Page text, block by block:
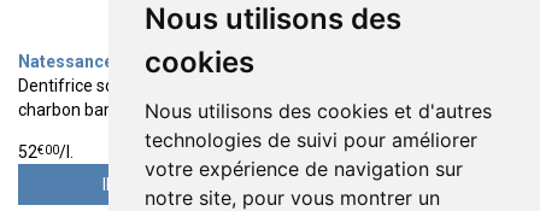
Nous utilisons des
cookies
Nous utilisons des cookies et d'autres
technologies de suivi pour améliorer
votre expérience de navigation sur
notre site, pour vous montrer un
Natessance
Dentifrice soin blancheur
charbon bambou bio 75ml
3€90
52€00/
propolis 75ml
3
50€00 /
INDISPO.